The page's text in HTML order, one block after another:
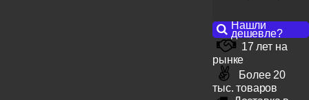
Нашли
дешевле?
17 лет на
рынке
Более 20
тыс. товаров